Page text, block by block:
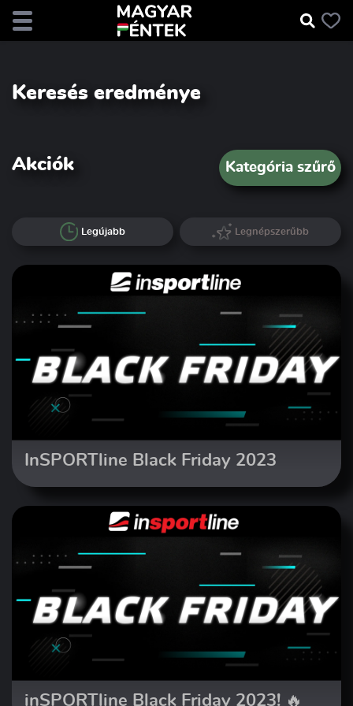
Keresés eredménye
Akciók Kategória szűrő
Legújabb Legnépszerűbb
InSPORTline Black Friday 2023
inSPORTline Black Friday 2023! 🔥